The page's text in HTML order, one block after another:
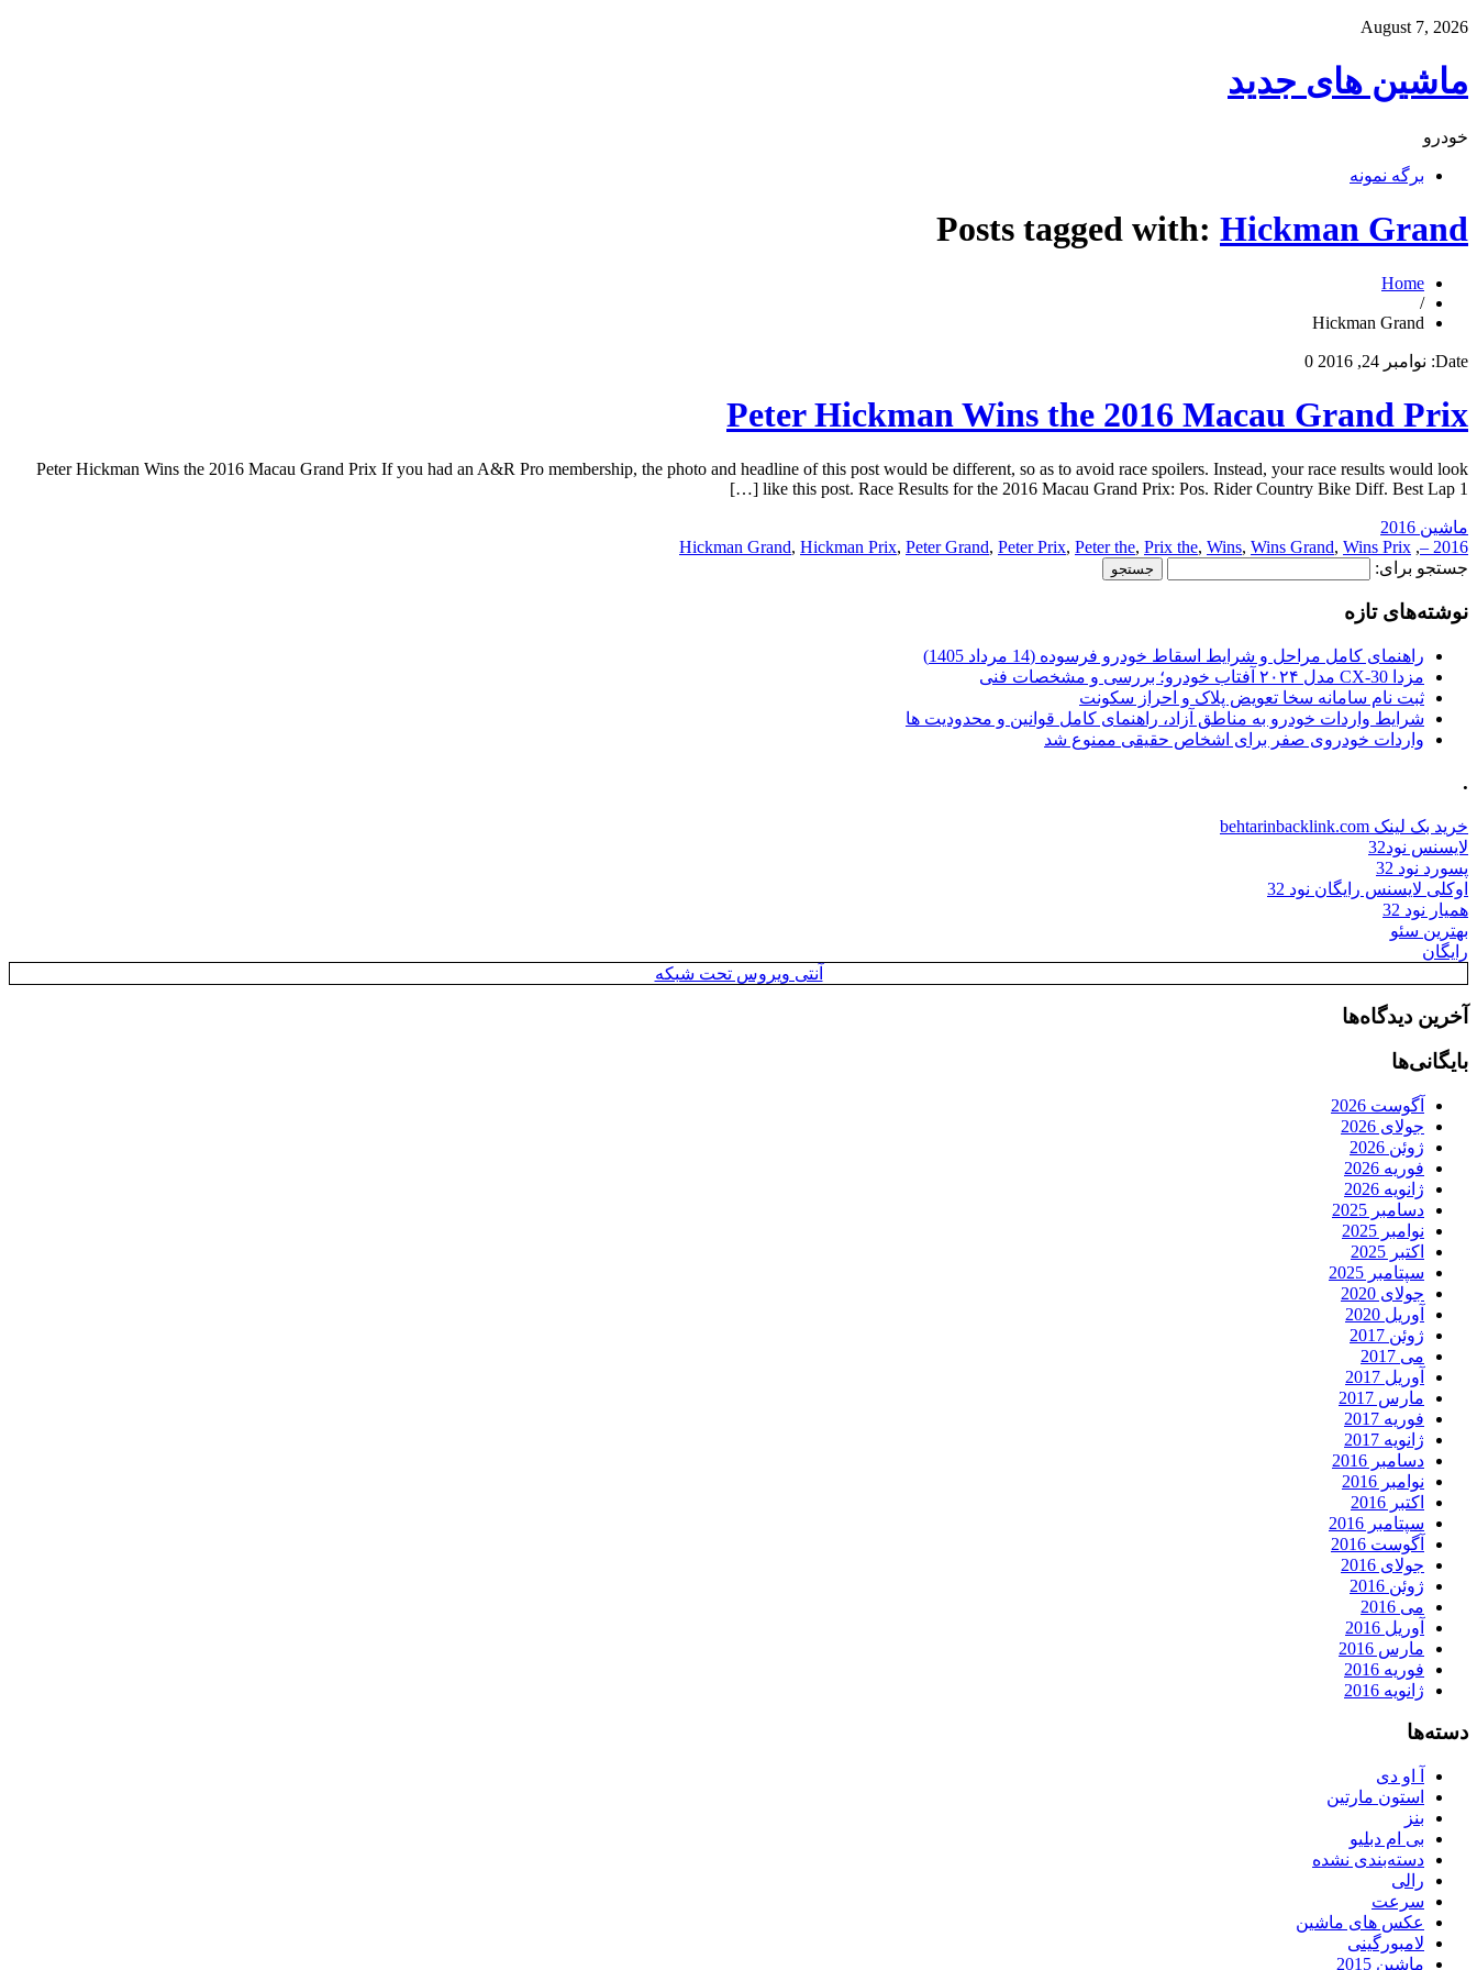
August 7, 2026
ماشین های جدید
خودرو
برگه نمونه
Posts tagged with: Hickman Grand
Home
/
Hickman Grand
Date: نوامبر 24, 2016 0
Peter Hickman Wins the 2016 Macau Grand Prix
Peter Hickman Wins the 2016 Macau Grand Prix If you had an A&R Pro membership, the photo and headline of this post would be different, so as to avoid race spoilers. Instead, your race results would look
like this post. Race Results for the 2016 Macau Grand Prix: Pos. Rider Country Bike Diff. Best Lap 1 […]
ماشین 2016
2016 –
,
Hickman Grand, Hickman Prix, Peter Grand, Peter Prix, Peter the, Prix the, Wins, Wins Grand, Wins Prix
جستجو برای:
نوشته‌های تازه
راهنمای کامل مراحل و شرایط اسقاط خودرو فرسوده (14 مرداد 1405)
مزدا CX-30 مدل ۲۰۲۴ آفتاب خودرو؛ بررسی و مشخصات فنی
ثبت نام سامانه سخا تعویض پلاک و احراز سکونت
شرایط واردات خودرو به مناطق آزاد، راهنمای کامل قوانین و محدودیت ها
واردات خودروی صفر برای اشخاص حقیقی ممنوع شد
.
خرید بک لینک behtarinbacklink.com
لایسنس نود32
پسورد نود 32
اوکلی لایسنس رایگان نود 32
همیار نود 32
بهترین سئو
رایگان
آنتی ویروس تحت شبکه
آخرین دیدگاه‌ها
بایگانی‌ها
آگوست 2026
جولای 2026
ژوئن 2026
فوریه 2026
ژانویه 2026
دسامبر 2025
نوامبر 2025
اکتبر 2025
سپتامبر 2025
جولای 2020
آوریل 2020
ژوئن 2017
می 2017
آوریل 2017
مارس 2017
فوریه 2017
ژانویه 2017
دسامبر 2016
نوامبر 2016
اکتبر 2016
سپتامبر 2016
آگوست 2016
جولای 2016
ژوئن 2016
می 2016
آوریل 2016
مارس 2016
فوریه 2016
ژانویه 2016
دسته‌ها
آ او دی
استون مارتین
بنز
بی ام دبلیو
دسته‌بندی نشده
رالی
سرعت
عکس های ماشین
لامبورگینی
ماشین 2015